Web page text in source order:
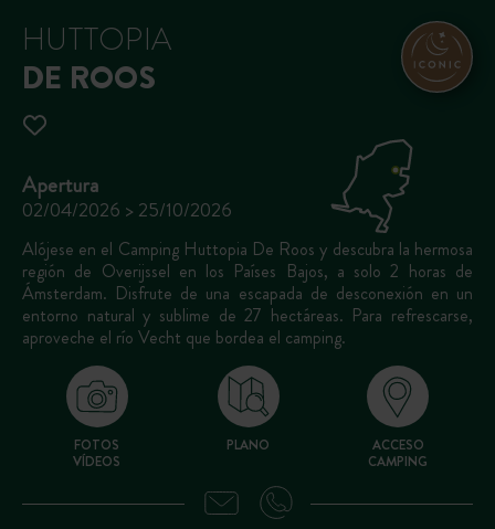
HUTTOPIA
DE ROOS
Apertura
02/04/2026 > 25/10/2026
Alójese en el Camping Huttopia De Roos y descubra la hermosa
región de Overijssel en los Países Bajos, a solo 2 horas de
Ámsterdam. Disfrute de una escapada de desconexión en un
entorno natural y sublime de 27 hectáreas. Para refrescarse,
aproveche el río Vecht que bordea el camping.
FOTOS
VÍDEOS
PLANO
ACCESO
CAMPING